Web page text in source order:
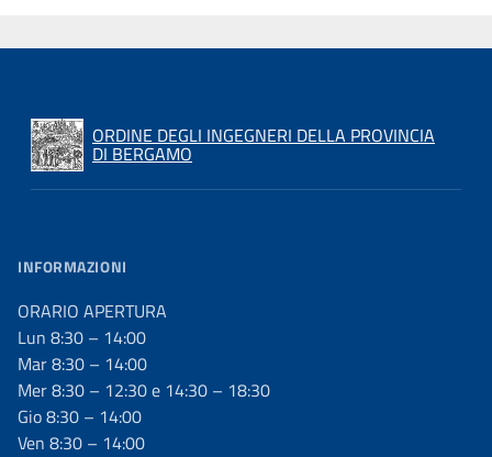
ORDINE DEGLI INGEGNERI DELLA PROVINCIA
DI BERGAMO
INFORMAZIONI
ORARIO APERTURA
Lun 8:30 – 14:00
Mar 8:30 – 14:00
Mer 8:30 – 12:30 e 14:30 – 18:30
Gio 8:30 – 14:00
Ven 8:30 – 14:00